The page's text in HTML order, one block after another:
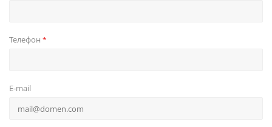
Телефон *
E-mail